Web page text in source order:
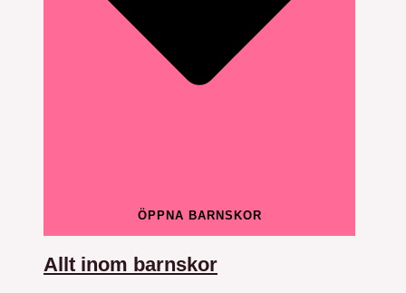
ÖPPNA BARNSKOR
Allt inom barnskor